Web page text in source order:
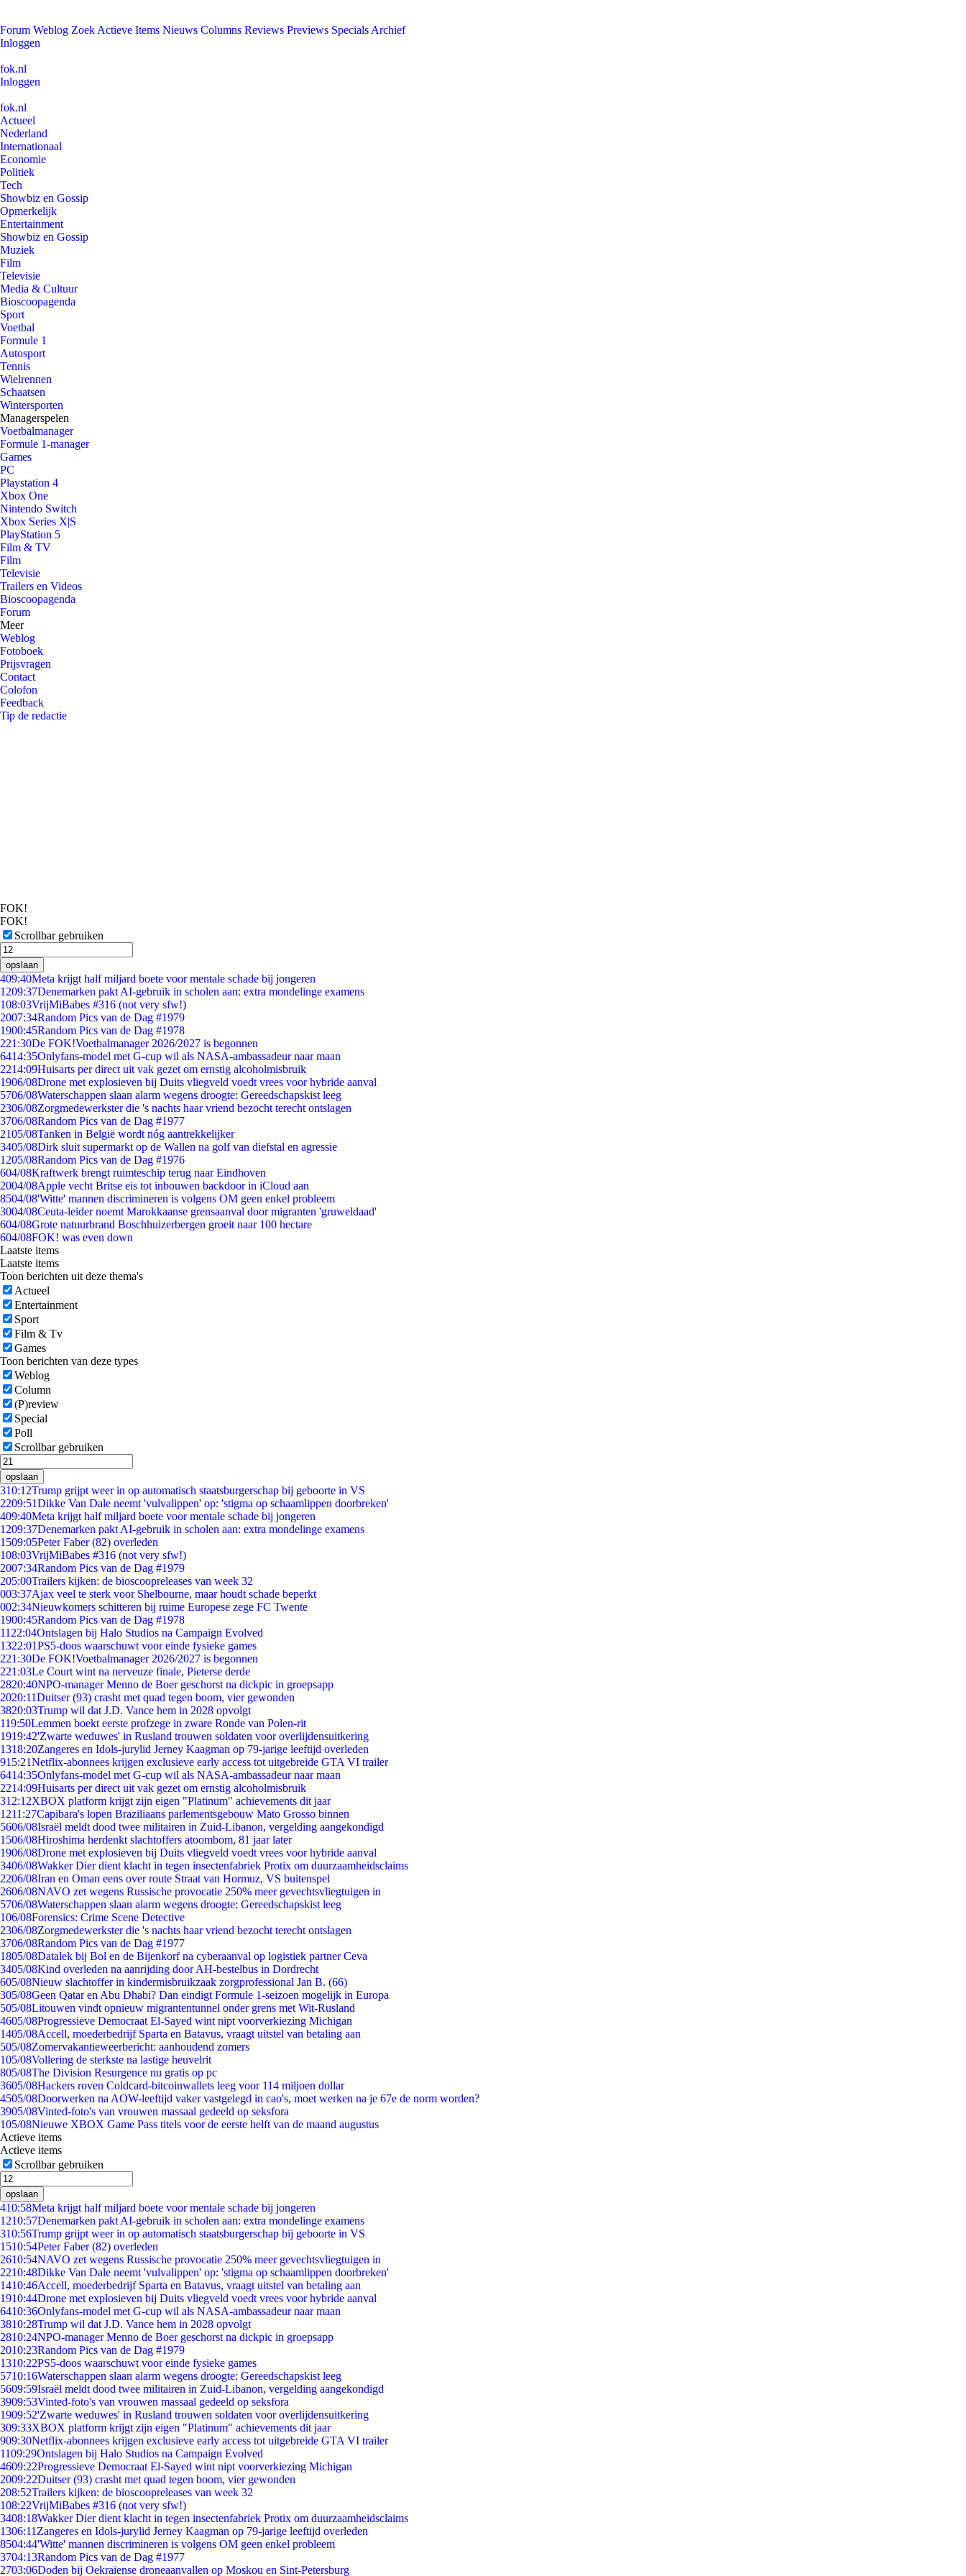
Forum Weblog Zoek Actieve Items Nieuws Columns Reviews Previews Specials Archief
Inloggen
fok.nl
Inloggen
fok.nl
Actueel
Nederland
Internationaal
Economie
Politiek
Tech
Showbiz en Gossip
Opmerkelijk
Entertainment
Showbiz en Gossip
Muziek
Film
Televisie
Media & Cultuur
Bioscoopagenda
Sport
Voetbal
Formule 1
Autosport
Tennis
Wielrennen
Schaatsen
Wintersporten
Managerspelen
Voetbalmanager
Formule 1-manager
Games
PC
Playstation 4
Xbox One
Nintendo Switch
Xbox Series X|S
PlayStation 5
Film & TV
Film
Televisie
Trailers en Videos
Bioscoopagenda
Forum
Meer
Weblog
Fotoboek
Prijsvragen
Contact
Colofon
Feedback
Tip de redactie
FOK!
FOK!
Scrollbar gebruiken
opslaan
409:40Meta krijgt half miljard boete voor mentale schade bij jongeren
1209:37Denemarken pakt AI-gebruik in scholen aan: extra mondelinge examens
108:03VrijMiBabes #316 (not very sfw!)
2007:34Random Pics van de Dag #1979
1900:45Random Pics van de Dag #1978
221:30De FOK!Voetbalmanager 2026/2027 is begonnen
6414:35Onlyfans-model met G-cup wil als NASA-ambassadeur naar maan
2214:09Huisarts per direct uit vak gezet om ernstig alcoholmisbruik
1906/08Drone met explosieven bij Duits vliegveld voedt vrees voor hybride aanval
5706/08Waterschappen slaan alarm wegens droogte: Gereedschapskist leeg
2306/08Zorgmedewerkster die 's nachts haar vriend bezocht terecht ontslagen
3706/08Random Pics van de Dag #1977
2105/08Tanken in België wordt nóg aantrekkelijker
3405/08Dirk sluit supermarkt op de Wallen na golf van diefstal en agressie
1205/08Random Pics van de Dag #1976
604/08Kraftwerk brengt ruimteschip terug naar Eindhoven
2004/08Apple vecht Britse eis tot inbouwen backdoor in iCloud aan
8504/08'Witte' mannen discrimineren is volgens OM geen enkel probleem
3004/08Ceuta-leider noemt Marokkaanse grensaanval door migranten 'gruweldaad'
604/08Grote natuurbrand Boschhuizerbergen groeit naar 100 hectare
604/08FOK! was even down
Laatste items
Laatste items
Toon berichten uit deze thema's
Actueel
Entertainment
Sport
Film & Tv
Games
Toon berichten van deze types
Weblog
Column
(P)review
Special
Poll
Scrollbar gebruiken
opslaan
310:12Trump grijpt weer in op automatisch staatsburgerschap bij geboorte in VS
2209:51Dikke Van Dale neemt 'vulvalippen' op: 'stigma op schaamlippen doorbreken'
409:40Meta krijgt half miljard boete voor mentale schade bij jongeren
1209:37Denemarken pakt AI-gebruik in scholen aan: extra mondelinge examens
1509:05Peter Faber (82) overleden
108:03VrijMiBabes #316 (not very sfw!)
2007:34Random Pics van de Dag #1979
205:00Trailers kijken: de bioscoopreleases van week 32
003:37Ajax veel te sterk voor Shelbourne, maar houdt schade beperkt
002:34Nieuwkomers schitteren bij ruime Europese zege FC Twente
1900:45Random Pics van de Dag #1978
11 22:04Ontslagen bij Halo Studios na Campaign Evolved
1322:01PS5-doos waarschuwt voor einde fysieke games
221:30De FOK!Voetbalmanager 2026/2027 is begonnen
221:03Le Court wint na nerveuze finale, Pieterse derde
2820:40NPO-manager Menno de Boer geschorst na dickpic in groepsapp
2020:11Duitser (93) crasht met quad tegen boom, vier gewonden
3820:03Trump wil dat J.D. Vance hem in 2028 opvolgt
119:50Lemmen boekt eerste profzege in zware Ronde van Polen-rit
1919:42'Zwarte weduwes' in Rusland trouwen soldaten voor overlijdensuitkering
1318:20Zangeres en Idols-jurylid Jerney Kaagman op 79-jarige leeftijd overleden
915:21Netflix-abonnees krijgen exclusieve early access tot uitgebreide GTA VI trailer
6414:35Onlyfans-model met G-cup wil als NASA-ambassadeur naar maan
2214:09Huisarts per direct uit vak gezet om ernstig alcoholmisbruik
312:12XBOX platform krijgt zijn eigen "Platinum" achievements dit jaar
1211:27Capibara's lopen Braziliaans parlementsgebouw Mato Grosso binnen
5606/08Israël meldt dood twee militairen in Zuid-Libanon, vergelding aangekondigd
1506/08Hiroshima herdenkt slachtoffers atoombom, 81 jaar later
1906/08Drone met explosieven bij Duits vliegveld voedt vrees voor hybride aanval
3406/08Wakker Dier dient klacht in tegen insectenfabriek Protix om duurzaamheidsclaims
2206/08Iran en Oman eens over route Straat van Hormuz, VS buitenspel
2606/08NAVO zet wegens Russische provocatie 250% meer gevechtsvliegtuigen in
5706/08Waterschappen slaan alarm wegens droogte: Gereedschapskist leeg
106/08Forensics: Crime Scene Detective
2306/08Zorgmedewerkster die 's nachts haar vriend bezocht terecht ontslagen
3706/08Random Pics van de Dag #1977
1805/08Datalek bij Bol en de Bijenkorf na cyberaanval op logistiek partner Ceva
3405/08Kind overleden na aanrijding door AH-bestelbus in Dordrecht
605/08Nieuw slachtoffer in kindermisbruikzaak zorgprofessional Jan B. (66)
305/08Geen Qatar en Abu Dhabi? Dan eindigt Formule 1-seizoen mogelijk in Europa
505/08Litouwen vindt opnieuw migrantentunnel onder grens met Wit-Rusland
4605/08Progressieve Democraat El-Sayed wint nipt voorverkiezing Michigan
1405/08Accell, moederbedrijf Sparta en Batavus, vraagt uitstel van betaling aan
505/08Zomervakantieweerbericht: aanhoudend zomers
105/08Vollering de sterkste na lastige heuvelrit
805/08The Division Resurgence nu gratis op pc
3605/08Hackers roven Coldcard-bitcoinwallets leeg voor 114 miljoen dollar
4505/08Doorwerken na AOW-leeftijd vaker vastgelegd in cao's, moet werken na je 67e de norm worden?
3905/08Vinted-foto's van vrouwen massaal gedeeld op seksfora
105/08Nieuwe XBOX Game Pass titels voor de eerste helft van de maand augustus
Actieve items
Actieve items
Scrollbar gebruiken
opslaan
410:58Meta krijgt half miljard boete voor mentale schade bij jongeren
1210:57Denemarken pakt AI-gebruik in scholen aan: extra mondelinge examens
310:56Trump grijpt weer in op automatisch staatsburgerschap bij geboorte in VS
1510:54Peter Faber (82) overleden
2610:54NAVO zet wegens Russische provocatie 250% meer gevechtsvliegtuigen in
2210:48Dikke Van Dale neemt 'vulvalippen' op: 'stigma op schaamlippen doorbreken'
1410:46Accell, moederbedrijf Sparta en Batavus, vraagt uitstel van betaling aan
1910:44Drone met explosieven bij Duits vliegveld voedt vrees voor hybride aanval
6410:36Onlyfans-model met G-cup wil als NASA-ambassadeur naar maan
3810:28Trump wil dat J.D. Vance hem in 2028 opvolgt
2810:24NPO-manager Menno de Boer geschorst na dickpic in groepsapp
2010:23Random Pics van de Dag #1979
1310:22PS5-doos waarschuwt voor einde fysieke games
5710:16Waterschappen slaan alarm wegens droogte: Gereedschapskist leeg
5609:59Israël meldt dood twee militairen in Zuid-Libanon, vergelding aangekondigd
3909:53Vinted-foto's van vrouwen massaal gedeeld op seksfora
1909:52'Zwarte weduwes' in Rusland trouwen soldaten voor overlijdensuitkering
309:33XBOX platform krijgt zijn eigen "Platinum" achievements dit jaar
909:30Netflix-abonnees krijgen exclusieve early access tot uitgebreide GTA VI trailer
1109:29Ontslagen bij Halo Studios na Campaign Evolved
4609:22Progressieve Democraat El-Sayed wint nipt voorverkiezing Michigan
2009:22Duitser (93) crasht met quad tegen boom, vier gewonden
208:52Trailers kijken: de bioscoopreleases van week 32
108:22VrijMiBabes #316 (not very sfw!)
3408:18Wakker Dier dient klacht in tegen insectenfabriek Protix om duurzaamheidsclaims
1306:11 Zangeres en Idols-jurylid Jerney Kaagman op 79-jarige leeftijd overleden
8504:44'Witte' mannen discrimineren is volgens OM geen enkel probleem
3704:13Random Pics van de Dag #1977
2703:06Doden bij Oekraïense droneaanvallen op Moskou en Sint-Petersburg